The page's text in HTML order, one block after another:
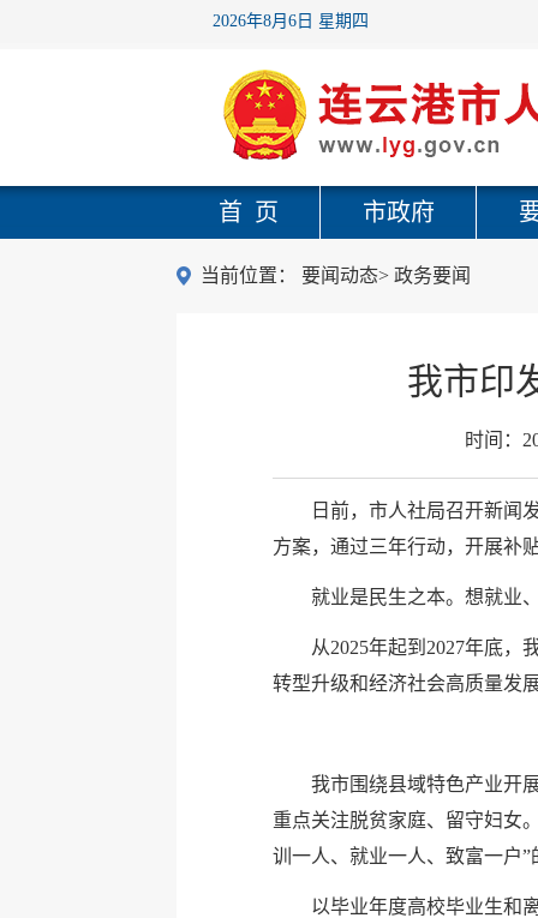
2026年8月6日 星期四
首 页 市政府
当前位置： 要闻动态> 政务要闻
我市印
时间：
日前，市人社局召开新闻
方案，通过三年行动，开展补
就业是民生之本。想就业
从2025年起到2027年底
转型升级和经济社会高质量发
我市围绕县域特色产业开
重点关注脱贫家庭、留守妇女
训一人、就业一人、致富一户
以毕业年度高校毕业生和